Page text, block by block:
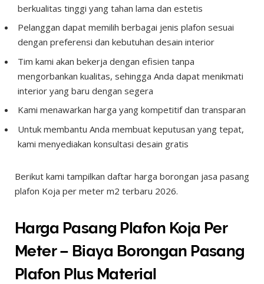
berkualitas tinggi yang tahan lama dan estetis
Pelanggan dapat memilih berbagai jenis plafon sesuai
dengan preferensi dan kebutuhan desain interior
Tim kami akan bekerja dengan efisien tanpa
mengorbankan kualitas, sehingga Anda dapat menikmati
interior yang baru dengan segera
Kami menawarkan harga yang kompetitif dan transparan
Untuk membantu Anda membuat keputusan yang tepat,
kami menyediakan konsultasi desain gratis
Berikut kami tampilkan daftar harga borongan jasa pasang
plafon Koja per meter m2 terbaru 2026.
Harga Pasang Plafon Koja Per
Meter – Biaya Borongan Pasang
Plafon Plus Material